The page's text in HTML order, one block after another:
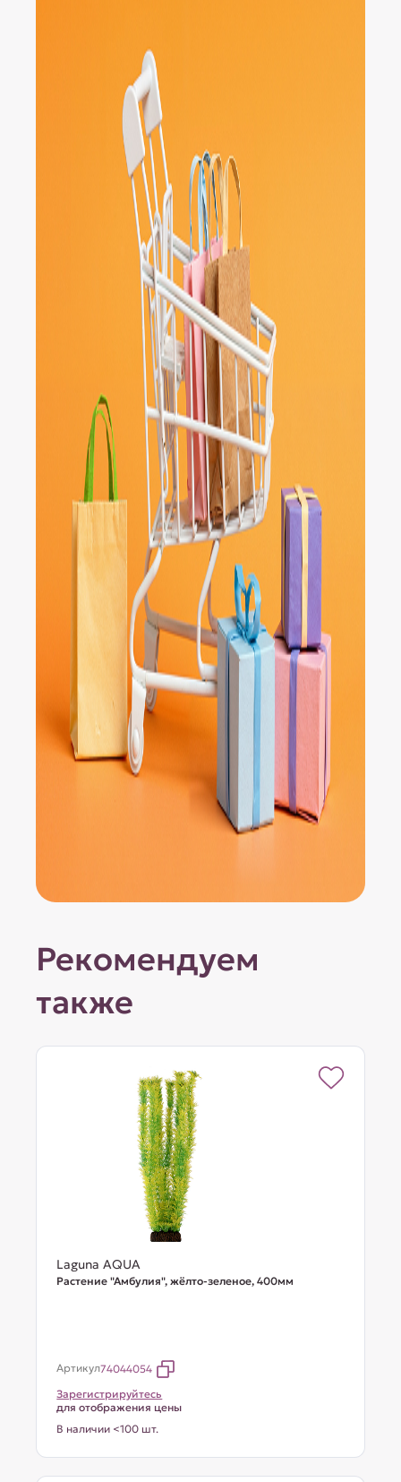
Рекомендуем
также
Laguna AQUA
Растение "Амбулия", жёлто-зеленое, 400мм
Артикул74044054
Зарегистрируйтесь
для отображения цены
В наличии <100 шт.